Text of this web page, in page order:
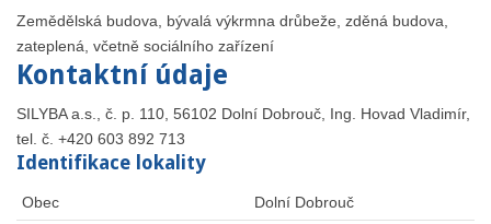
Zemědělská budova, bývalá výkrmna drůbeže, zděná budova,
zateplená, včetně sociálního zařízení
Kontaktní údaje
SILYBA a.s., č. p. 110, 56102 Dolní Dobrouč, Ing. Hovad Vladimír,
tel. č. +420 603 892 713
Identifikace lokality
Obec
Dolní Dobrouč